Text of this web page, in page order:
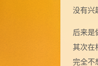
没有兴
后来是
其次在
完全不